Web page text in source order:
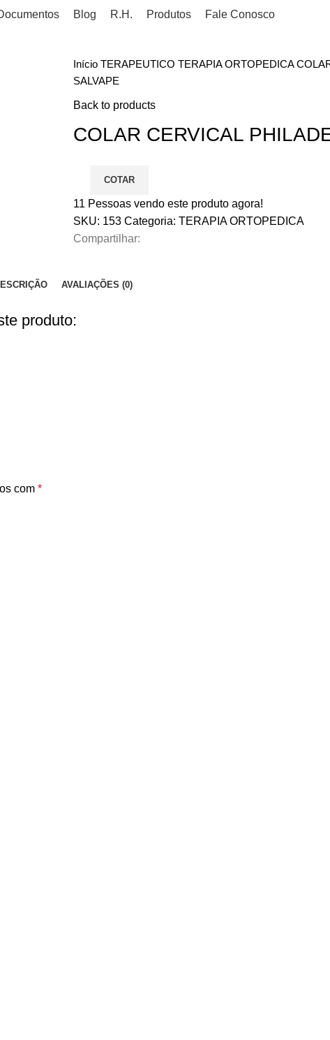
Blog R.H. Produtos Fale Conosco
Início TERAPEUTICO TERAPIA ORTOPEDICA
SALVAPE
Back to products
COLAR CERVICAL
COTAR
11 Pessoas vendo este produto agora!
SKU: 153 Categoria: TERAPIA ORTOPEDICA
Compartilhar:
AVALIAÇÕES (0)
produto:
com *